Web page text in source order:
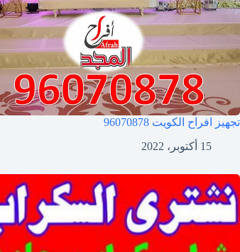
تجهيز افراح الكويت 96070878
15 أكتوبر، 2022